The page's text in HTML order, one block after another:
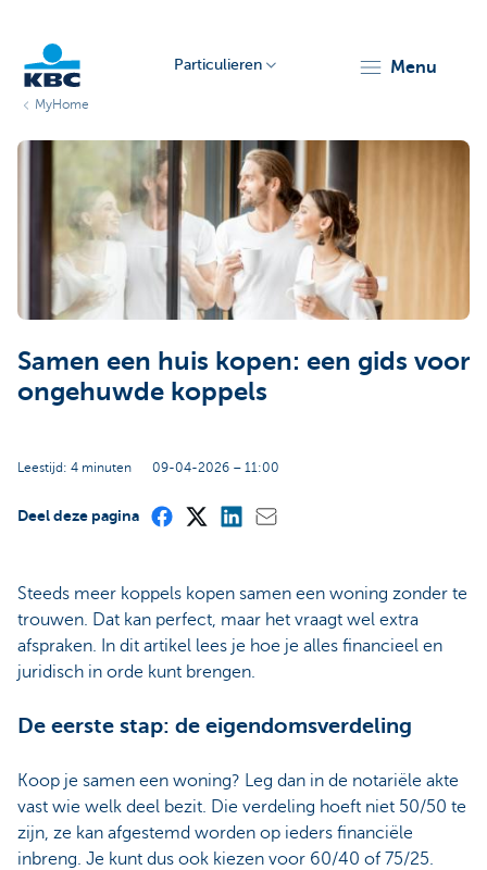
Particulieren
Particulieren menu
MyHome
Samen een huis kopen: een gids voor
ongehuwde koppels
Leestijd: 4 minuten 09-04-2026 – 11:00
Deel deze pagina
Steeds meer koppels kopen samen een woning zonder te
trouwen. Dat kan perfect, maar het vraagt wel extra
afspraken. In dit artikel lees je hoe je alles financieel en
juridisch in orde kunt brengen.
De eerste stap: de eigendomsverdeling
Koop je samen een woning? Leg dan in de notariële akte
vast wie welk deel bezit. Die verdeling hoeft niet 50/50 te
zijn, ze kan afgestemd worden op ieders financiële
inbreng. Je kunt dus ook kiezen voor 60/40 of 75/25.